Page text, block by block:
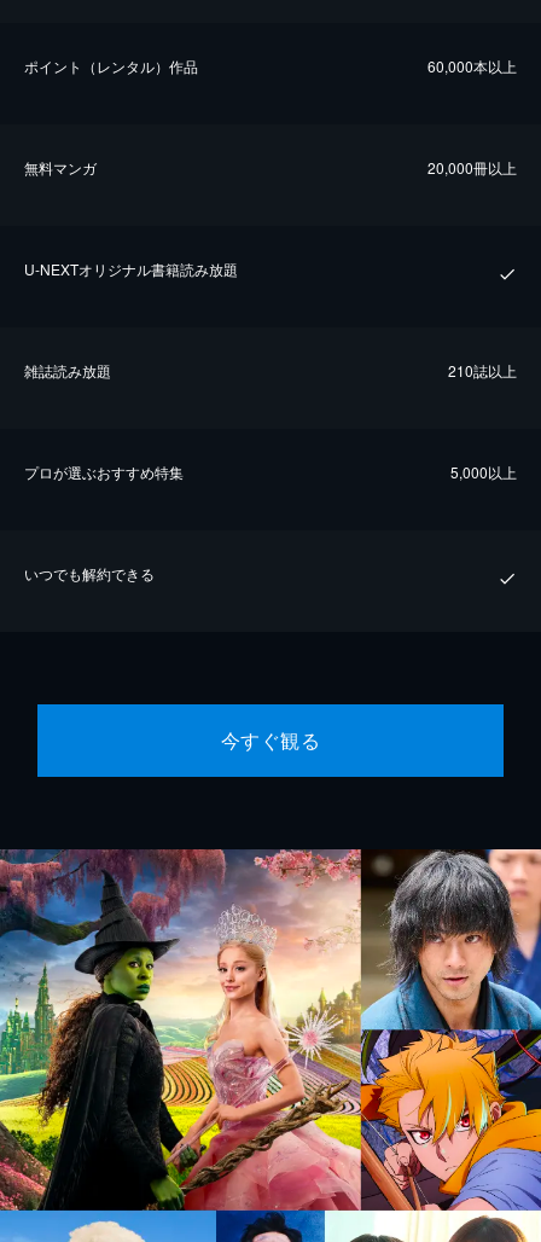
ポイント（レンタル）作品 60,000本以上
無料マンガ 20,000冊以上
U-NEXTオリジナル書籍読み放題
雑誌読み放題 210誌以上
プロが選ぶおすすめ特集 5,000以上
いつでも解約できる
今すぐ観る